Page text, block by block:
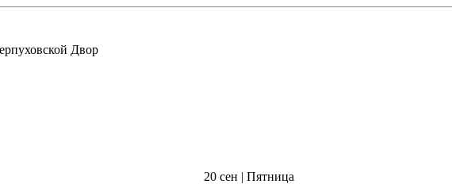
- 223 офис, 2 этаж, БЦ Серпуховской Двор
20 сен | Пятница